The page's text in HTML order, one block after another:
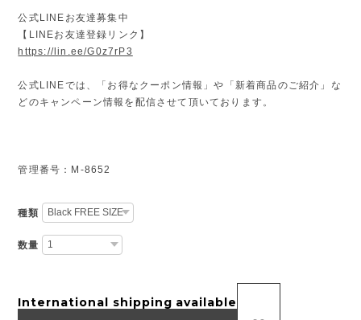
公式LINEお友達募集中
【LINEお友達登録リンク】
https://lin.ee/G0z7rP3
公式LINEでは、「お得なクーポン情報」や「新着商品のご紹介」な
どのキャンペーン情報を配信させて頂いております。
管理番号：M-8652
種類
数量
International shipping available